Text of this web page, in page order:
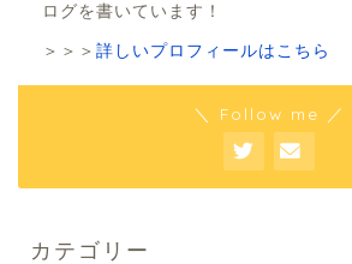
ログを書いています！
＞＞＞ 詳しいプロフィールはこちら
＼ Follow me ／
カテゴリー